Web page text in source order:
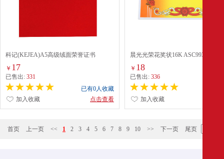
科记(KEJEA)A5高级绒面荣誉证书
￥ 17
已售出: 331
已有0人收藏
点击查看
加入收藏
晨光光荣花奖状16K ASC99371 50
￥ 18
已售出:336
加入收藏
首页 上一页 << 1 2 3 4 5 6 7 8 9 10 >> 下一页 尾页